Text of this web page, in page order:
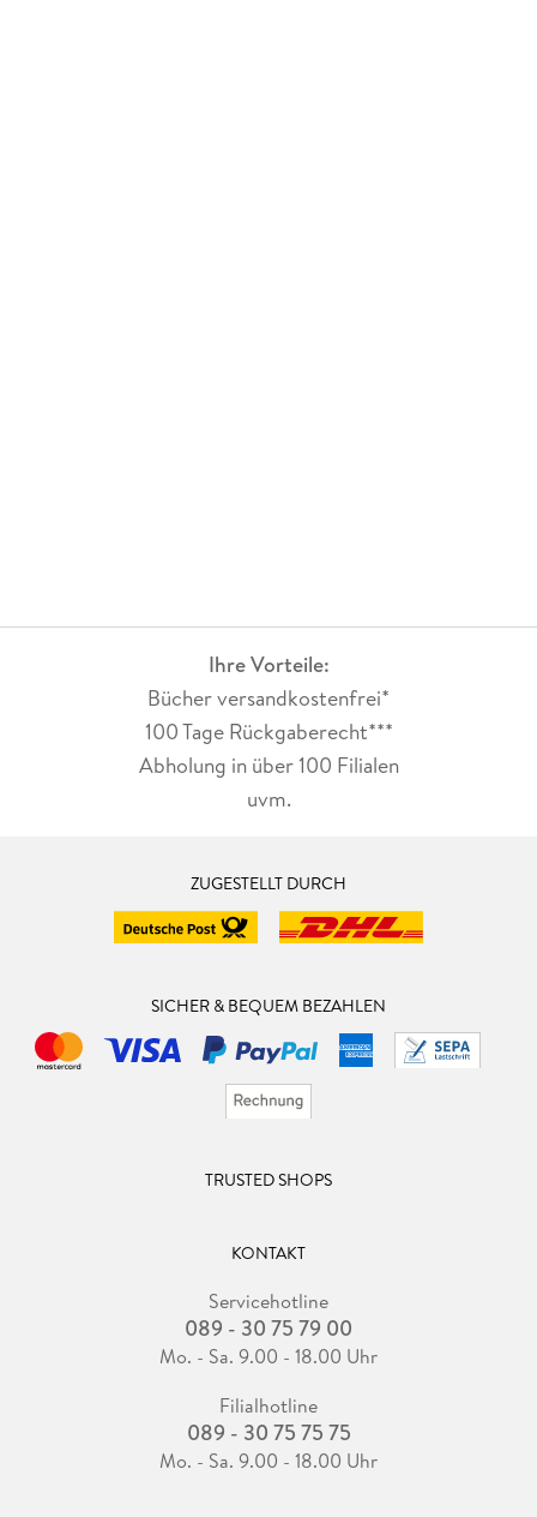
Ihre Vorteile:
Bücher versandkostenfrei*
100 Tage Rückgaberecht***
Abholung in über 100 Filialen
uvm.
ZUGESTELLT DURCH
SICHER & BEQUEM BEZAHLEN
TRUSTED SHOPS
KONTAKT
Servicehotline
089 - 30 75 79 00
Mo. - Sa. 9.00 - 18.00 Uhr
Filialhotline
089 - 30 75 75 75
Mo. - Sa. 9.00 - 18.00 Uhr